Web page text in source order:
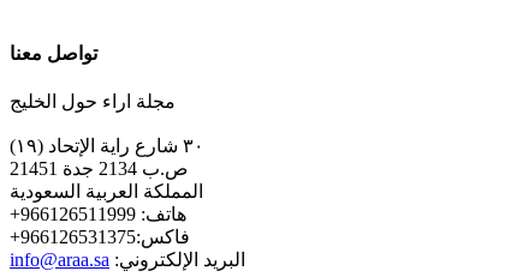
تواصل معنا
مجلة اراء حول الخليج
٣٠ شارع راية الإتحاد (١٩)
ص.ب 2134 جدة 21451
المملكة العربية السعودية
+هاتف: 966126511999
+فاكس:966126531375
info@araa.sa :البريد الإلكتروني